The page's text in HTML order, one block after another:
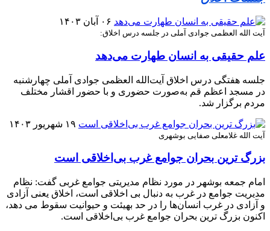
۰۶ آبان ۱۴۰۳
آیت الله العظمی جوادی آملی در جلسه درس اخلاق:
علم حقیقی به انسان طهارت می‌دهد
جلسه هفتگی درس اخلاق آیت‌الله العظمی جوادی آملی چهارشنبه
در مسجد اعظم قم به‌صورت حضوری و با حضور اقشار مختلف
مردم برگزار شد.
۱۹ شهریور ۱۴۰۳
آیت الله غلامعلی صفایی بوشهری
بزرگ ترین بحران جوامع غرب بی‌اخلاقی است
امام جمعه بوشهر در مورد نظام مدیریتی جوامع غربی گفت: نظام
مدیریت جوامع در غرب به دنبال بی اخلاقی است، اخلاق یعنی آزادی
و آزادی در غرب انسان‌ها را در حد بهیئت و حیوانیت سقوط می دهد،
اکنون بزرگ ترین بحران جوامع غرب بی‌اخلاقی است.